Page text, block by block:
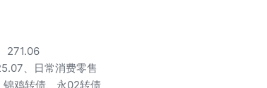
271.06
、日常消费零售
锦鸡转债、永02转债